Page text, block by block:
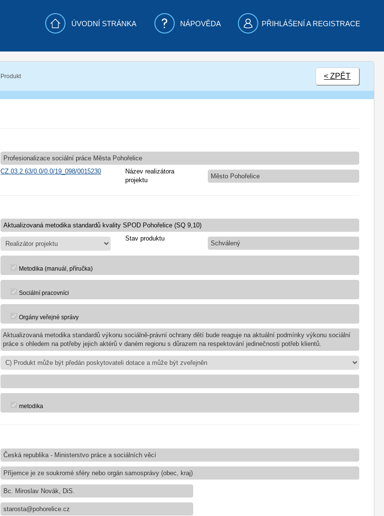
ÚVODNÍ STRÁNKA NÁPOVĚDA PŘIHLÁŠENÍ A REGISTRACE
Produkt < ZPĚT
Profesionalizace sociální práce Města Pohořelice
CZ.03.2.63/0.0/0.0/19_098/0015230
Název realizátora
projektu
Město Pohořelice
Stav produktu
Schválený
Metodika (manuál, příručka)
Sociální pracovníci
Orgány veřejné správy
Aktualizovaná metodika standardů výkonu sociálně-právní ochrany dětí bude reaguje na aktuální podmínky výkonu sociální
práce s ohledem na potřeby jejich aktérů v daném regionu s důrazem na respektování jedinečnosti potřeb klientů.
metodika
Česká republika - Ministerstvo práce a sociálních věcí
Příjemce je ze soukromé sféry nebo orgán samosprávy (obec, kraj)
Bc. Miroslav Novák, DiS.
starosta@pohorelice.cz